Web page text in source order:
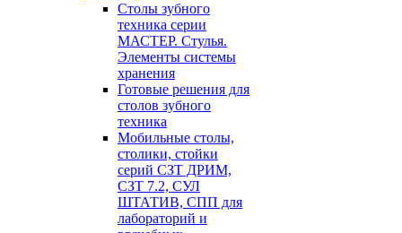
Столы зубного
техника серии
МАСТЕР. Стулья.
Элементы системы
хранения
Готовые решения для
столов зубного
техника
Мобильные столы,
столики, стойки
серий СЗТ ДРИМ,
СЗТ 7.2, СУЛ
ШТАТИВ, СПП для
лабораторий и